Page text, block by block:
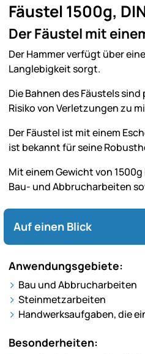
Fäustel 1500g,
Der Fäustel mit
Der Hammer verfügt über
Langlebigkeit sorgt.
Die Bahnen des Fäustels
Risiko von Verletzungen zu
Der Fäustel ist mit einem
ist bekannt für seine
Mit einem Gewicht von
Bau- und Abbrucharbeiten
Auf einen Blick
Anwendungsgebiete:
Bau und Abbrucharbeiten
Steinmetzarbeiten
Handwerksaufgaben, die
Besonderheiten: